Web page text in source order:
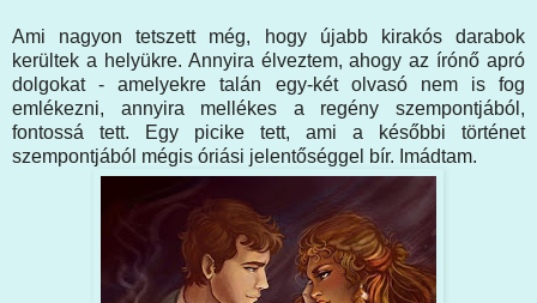
Ami nagyon tetszett még, hogy újabb kirakós darabok
kerültek a helyükre. Annyira élveztem, ahogy az írónő apró
dolgokat - amelyekre talán egy-két olvasó nem is fog
emlékezni, annyira mellékes a regény szempontjából,
fontossá tett. Egy picike tett, ami a későbbi történet
szempontjából mégis óriási jelentőséggel bír. Imádtam.